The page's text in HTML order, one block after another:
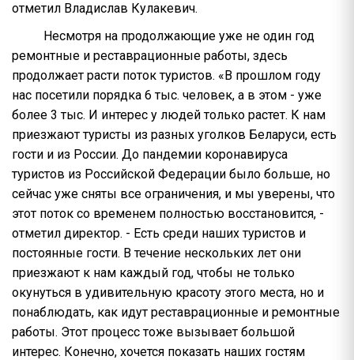
отметил Владислав Кулакевич.
Несмотря на продолжающие уже не один год
ремонтные и реставрационные работы, здесь
продолжает расти поток туристов. «В прошлом году
нас посетили порядка 6 тыс. человек, а в этом - уже
более 3 тыс. И интерес у людей только растет. К нам
приезжают туристы из разных уголков Беларуси, есть
гости и из России. До пандемии коронавируса
туристов из Российской Федерации было больше, но
сейчас уже сняты все ограничения, и мы уверены, что
этот поток со временем полностью восстановится, -
отметил директор. - Есть среди наших туристов и
постоянные гости. В течение нескольких лет они
приезжают к нам каждый год, чтобы не только
окунуться в удивительную красоту этого места, но и
понаблюдать, как идут реставрационные и ремонтные
работы. Этот процесс тоже вызывает большой
интерес. Конечно, хочется показать наших гостям